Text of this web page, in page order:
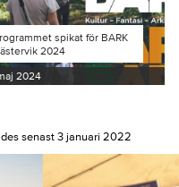
spikat för BARK
2024
2024
senast 3 januari 2022